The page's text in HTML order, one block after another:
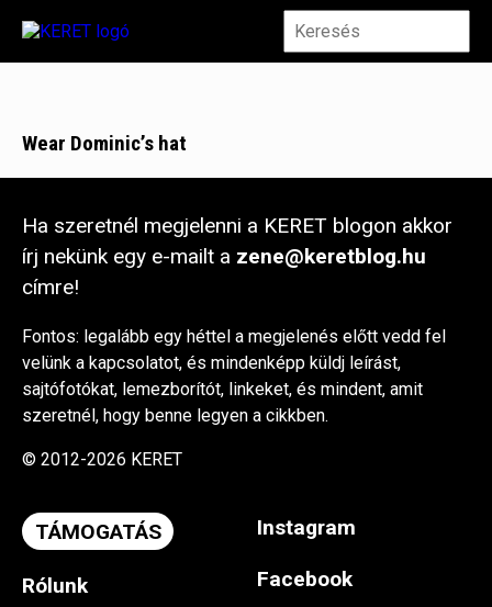
Wear Dominic’s hat
Ha szeretnél megjelenni a KERET blogon akkor
írj nekünk egy e-mailt a zene@keretblog.hu
címre!
Fontos: legalább egy héttel a megjelenés előtt vedd fel
velünk a kapcsolatot, és mindenképp küldj leírást,
sajtófotókat, lemezborítót, linkeket, és mindent, amit
szeretnél, hogy benne legyen a cikkben.
© 2012-2026 KERET
TÁMOGATÁS
Rólunk
Instagram
Facebook